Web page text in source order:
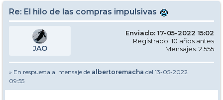
Re: El hilo de las compras impulsivas
JAO
Enviado: 17-05-2022 15:02
Registrado: 10 años antes
Mensajes: 2.555
» En respuesta al mensaje de albertoremacha del 13-05-2022
09:55